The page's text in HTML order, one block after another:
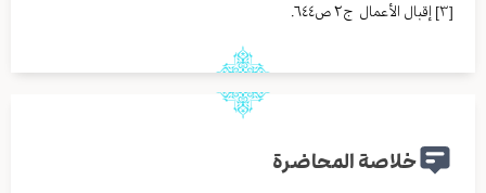
[٣]
إقبال الأعمال ج٢ ص٦٤٤.
خلاصة المحاضرة